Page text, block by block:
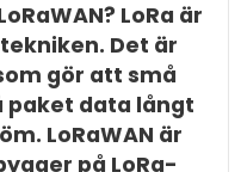
LoRa är
Det är
gör att små
paket data långt
LoRaWAN är
på LoRa-